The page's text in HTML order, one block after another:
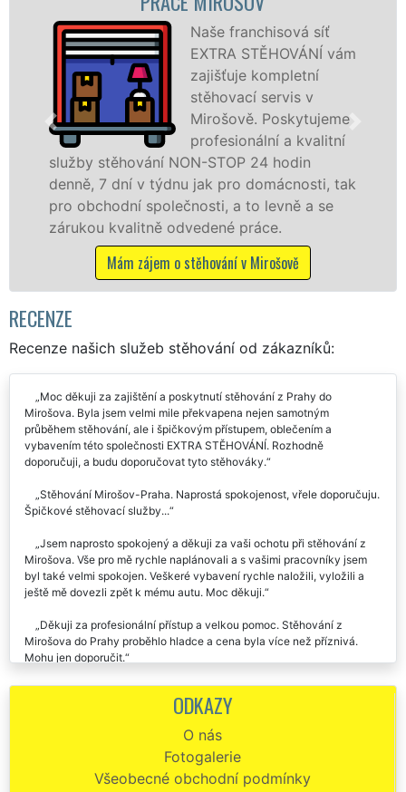
síť
STĚHOVÁNÍ vám
kompletní
servis v
Poskytujeme
a kvalitní
24 hodin
domácnosti, tak
to levně a se
práce.
služby zajišťujeme
celém okresu Rokycany se
franchisové sítě EXTRA
Nabízíme stěhovací služby
včetně víkendů a svátků
Mám zájem o stěhovací
RECENZE
Recenze našich služeb stěhování od zákazníků:
Moc děkuji za zajištění a poskytnutí stěhování z Prahy do
Mirošova. Byla jsem velmi mile překvapena nejen samotným
průběhem stěhování, ale i špičkovým přístupem, oblečením a
vybavením této společnosti EXTRA STĚHOVÁNÍ. Rozhodně
Stěhování Mirošov-Praha. Naprostá spokojenost, vřele doporučuju.
Jsem naprosto spokojený a děkuji za vaši ochotu při stěhování z
Mirošova. Vše pro mě rychle naplánovali a s vašimi pracovníky jsem
byl také velmi spokojen. Veškeré vybavení rychle naložili, vyložili a
Děkuji za profesionální přístup a velkou pomoc. Stěhování z
Mirošova do Prahy proběhlo hladce a cena byla více než příznivá.
EXTRA STĚHOVÁNÍ mohu doporučit! Byla jsem příjemně
překvapena, jak byl celý team stěhováků super ochotný, milý a celé
stěhování v Mirošově s nimi proběhlo bez problémů a velmi
profesionálně. Úvodní komunikace a plánování bylo také na jedničku,
všichni byli ochotní a nápomocní.
ODKAZY
O nás
Fotogalerie